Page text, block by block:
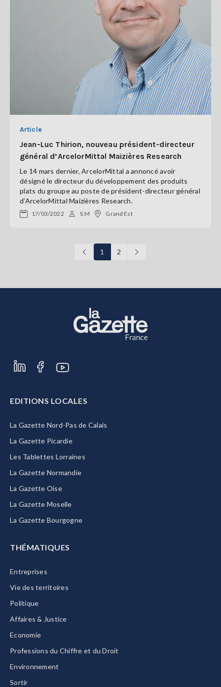
Article
Jean-Luc Thirion, nouveau président-directeur
général d’ArcelorMittal Maizières Research
Le 14 mars dernier, ArcelorMittal a annoncé avoir
désigné le directeur du développement des produits
plats du groupe au poste de président-directeur général
d’ArcelorMittal Maizières Research.
17/03/2022 S.M Grand Est
1 2
EDITIONS LOCALES
La Gazette Nord-Pas de Calais
La Gazette Picardie
Les Tablettes Lorraines
La Gazette Normandie
La Gazette Oise
La Gazette Moselle
La Gazette Bourgogne
THÉMATIQUES
Entreprises
Vie des territoires
Politique
Affaires & Justice
Economie
Professions du Chiffre et du Droit
Environnement
Sortir